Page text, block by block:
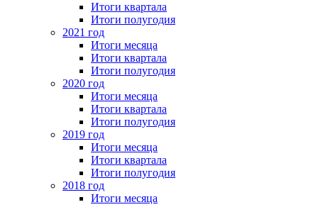
Итоги квартала
Итоги полугодия
2021 год
Итоги месяца
Итоги квартала
Итоги полугодия
2020 год
Итоги месяца
Итоги квартала
Итоги полугодия
2019 год
Итоги месяца
Итоги квартала
Итоги полугодия
2018 год
Итоги месяца